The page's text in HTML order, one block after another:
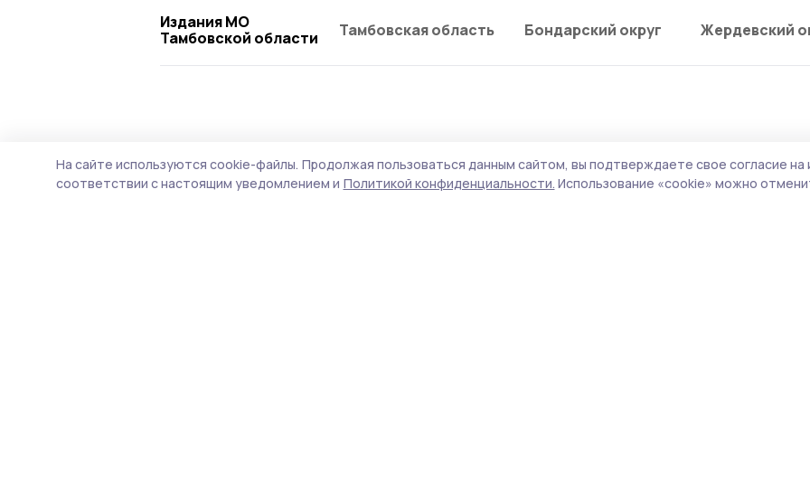
Издания МО
Тамбовской области
Тамбовская область Бондарский округ Жердевский
В Гавриловском округе обновят
На сайте используются cookie-файлы. Продолжая пользоваться данным сайтом, вы подтверждаете свое согласие на
соответствии с настоящим уведомлением и Политикой конфиденциальности. Использование «cookie» можно